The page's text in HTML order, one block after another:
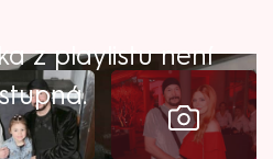
z playlistu není